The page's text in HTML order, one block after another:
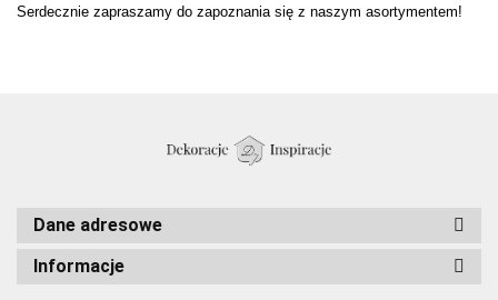
Serdecznie zapraszamy do zapoznania się z naszym asortymentem!
Dane adresowe
Informacje